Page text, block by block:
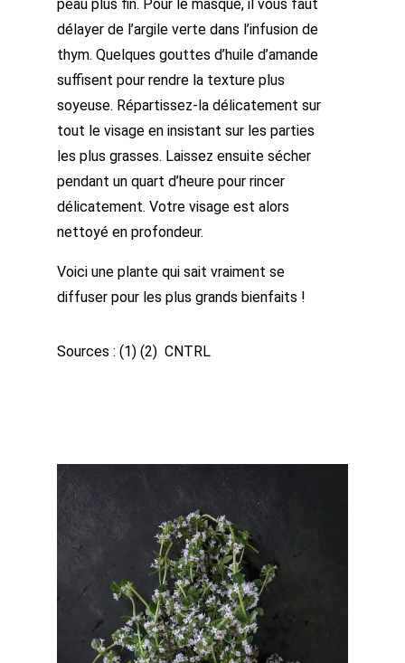
peau plus fin. Pour le masque, il vous faut
délayer de l’argile verte dans l’infusion de
thym. Quelques gouttes d’huile d’amande
suffisent pour rendre la texture plus
soyeuse. Répartissez-la délicatement sur
tout le visage en insistant sur les parties
les plus grasses. Laissez ensuite sécher
pendant un quart d’heure pour rincer
délicatement. Votre visage est alors
nettoyé en profondeur.
Voici une plante qui sait vraiment se
diffuser pour les plus grands bienfaits !
Sources : (1) (2) CNTRL